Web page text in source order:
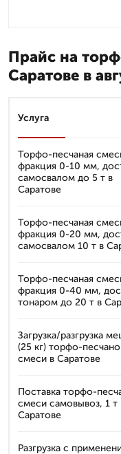
Прайс на
Саратове в
Услуга
Торфо-песчаная
фракция 0-10 мм,
самосвалом до 5 т в
Саратове
Торфо-песчаная
фракция 0-20 мм,
самосвалом 10 т в
Торфо-песчаная
фракция 0-40 мм,
тонаром до 20 т в
Загрузка/разгрузка
(25 кг) торфо-
смеси в Саратове
Поставка торфо-
смеси самовывоз, 1 т
Саратове
Разгрузка с